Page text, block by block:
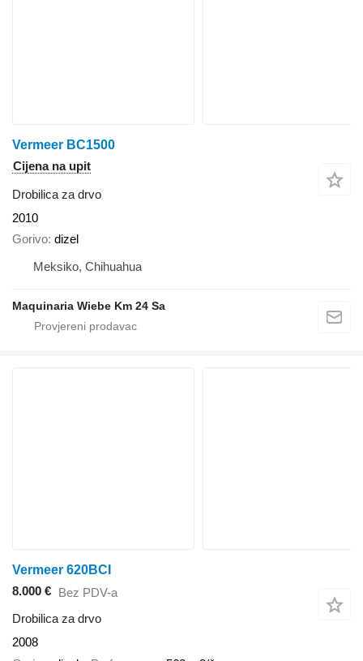
Vermeer BC1500
Cijena na upit
Drobilica za drvo
2010
Gorivo dizel
Meksiko, Chihuahua
Maquinaria Wiebe Km 24 Sa
Vermeer 620BCI
8.000 € Bez PDV-a
Drobilica za drvo
2008